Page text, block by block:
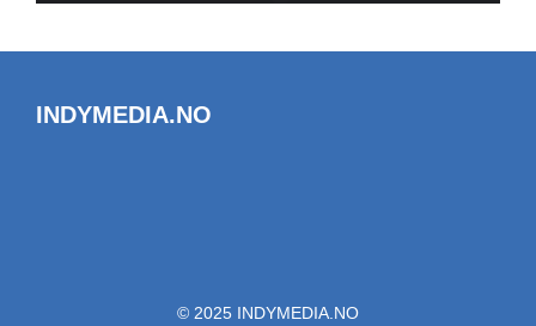
INDYMEDIA.NO
© 2025 INDYMEDIA.NO